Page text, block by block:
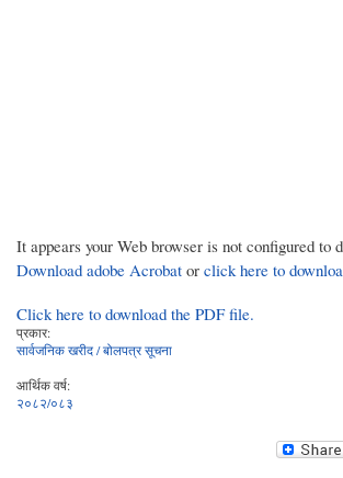
It appears your Web browser is not configured to
Download adobe Acrobat or click here to
Click here to download the PDF file.
प्रकार:
सार्वजनिक खरीद / बोलपत्र सूचना
आर्थिक वर्ष:
२०८२/०८३